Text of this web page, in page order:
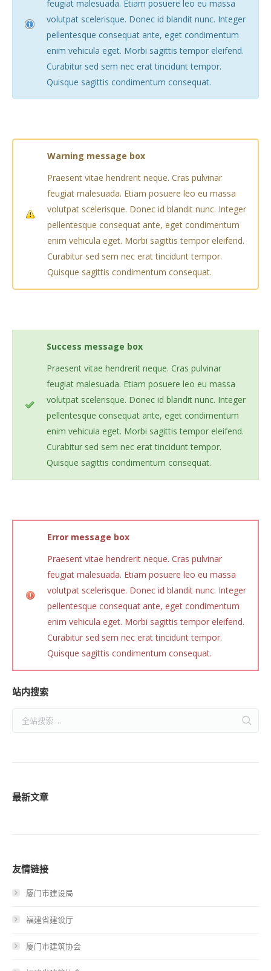
feugiat malesuada. Etiam posuere leo eu massa
volutpat scelerisque. Donec id blandit nunc. Integer
pellentesque consequat ante, eget condimentum
enim vehicula eget. Morbi sagittis tempor eleifend.
Curabitur sed sem nec erat tincidunt tempor.
Quisque sagittis condimentum consequat.
Warning message box
Praesent vitae hendrerit neque. Cras pulvinar
feugiat malesuada. Etiam posuere leo eu massa
volutpat scelerisque. Donec id blandit nunc. Integer
pellentesque consequat ante, eget condimentum
enim vehicula eget. Morbi sagittis tempor eleifend.
Curabitur sed sem nec erat tincidunt tempor.
Quisque sagittis condimentum consequat.
Success message box
Praesent vitae hendrerit neque. Cras pulvinar
feugiat malesuada. Etiam posuere leo eu massa
volutpat scelerisque. Donec id blandit nunc. Integer
pellentesque consequat ante, eget condimentum
enim vehicula eget. Morbi sagittis tempor eleifend.
Curabitur sed sem nec erat tincidunt tempor.
Quisque sagittis condimentum consequat.
Error message box
Praesent vitae hendrerit neque. Cras pulvinar
feugiat malesuada. Etiam posuere leo eu massa
volutpat scelerisque. Donec id blandit nunc. Integer
pellentesque consequat ante, eget condimentum
enim vehicula eget. Morbi sagittis tempor eleifend.
Curabitur sed sem nec erat tincidunt tempor.
Quisque sagittis condimentum consequat.
站内搜索
最新文章
友情链接
厦门市建设局
福建省建设厅
厦门市建筑协会